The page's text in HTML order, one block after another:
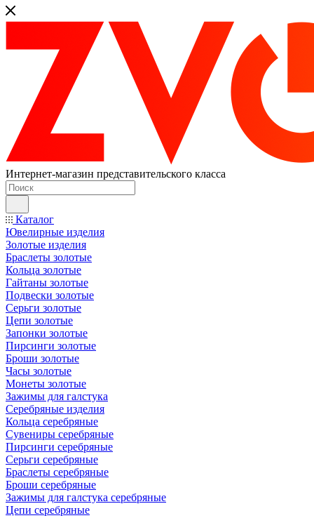
Интернет-магазин представительского класса
Каталог
Ювелирные изделия
Золотые изделия
Браслеты золотые
Кольца золотые
Гайтаны золотые
Подвески золотые
Серьги золотые
Цепи золотые
Запонки золотые
Пирсинги золотые
Броши золотые
Часы золотые
Монеты золотые
Зажимы для галстука
Серебряные изделия
Кольца серебряные
Сувениры серебряные
Пирсинги серебряные
Серьги серебряные
Браслеты серебряные
Броши серебряные
Зажимы для галстука серебряные
Цепи серебряные